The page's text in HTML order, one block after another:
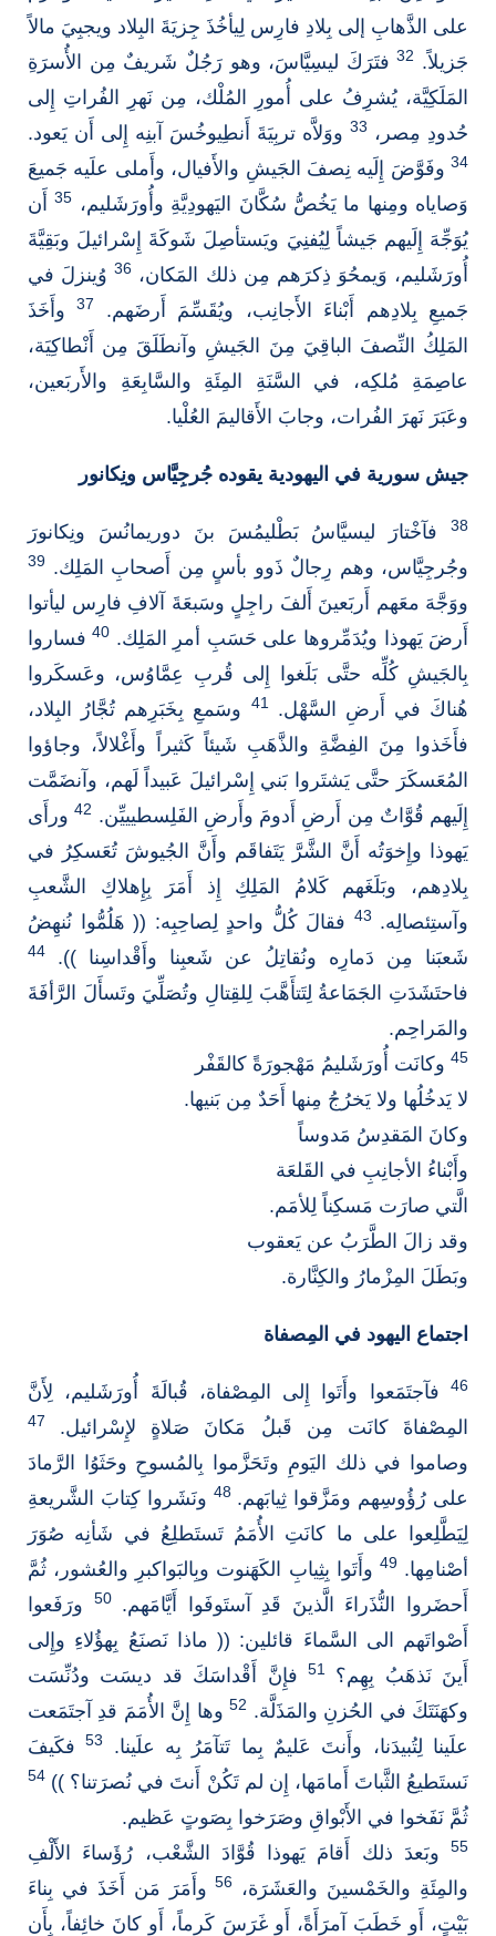
على الذَّهابِ إلى بِلادِ فارِس لِيأخُذَ جِزيَةَ البِلاد ويجبِيَ مالاً
جَزيلاً. 32فتَرَكَ ليسِيَّاسَ، وهو رَجُلٌ شَريفٌ مِن الأُسرَةِ
المَلَكِيَّة، يُشرِفُ على أُمورِ المُلْك، مِن نَهرِ الفُراتِ إِلى
حُدودِ مِصر، 33 ووَلاَّه تربِيَةَ أَنطِيوخُسَ آبنِه إِلى أَن يَعود.
34 وفَوَّضَ إِلَيه نِصفَ الجَيشِ والأَفيال، وأَملى علَيه جَميعَ
وَصاياه ومِنها ما يَخُصُّ سُكَّانَ اليَهودِيَّةِ وأُورَشَليم، 35أَن
يُوَجِّهَ إِلَيهم جَيشاً لِيُفنِيَ ويَستأصِلَ شَوكَةَ إِسْرائيلَ وبَقِيَّةَ
أُورَشَليم، وَيمحُوَ ذِكرَهم مِن ذلك المَكان، 36وُينزلَ في
جَميعِ بِلادِهم أَبْناءَ الأَجانِب، ويُقَسِّمَ أَرضَهم.
37وأَخَذَ
المَلِكُ النِّصفَ الباقِيَ مِنَ الجَيشِ وآنطَلَقَ مِن أَنْطاكِيَة،
عاصِمَةِ مُلكِه، في السَّنَةِ المِئَةِ والسَّابِعَةِ والأَربَعين،
وعَبَرَ نَهرَ الفُرات، وجابَ الأَقاليمَ العُلْيا.
جيش سورية في اليهودية يقوده جُرجِيَّاس ونِكانور
38
فآخْتارَ ليسيَّاسُ بَطْليمُسَ بنَ دوريمانُسَ ونِكانورَ
وجُرجِيَّاس، وهم رِجالٌ ذَوو بأسٍ مِن أَصحابِ المَلِك. 39
ووَجَّهَ معَهم أَربَعينَ أَلفَ راجِلٍ وسَبعَةَ آلافِ فارِس ليأتوا
أَرضَ يَهوذا ويُدَمِّروها على حَسَبِ أمرِ المَلِك. 40فساروا
بِالجَيشِ كُلِّه حتَّى بَلَغوا إِلى قُربِ عِمَّاوُس، وعَسكَروا
هُناكَ في أَرضِ السَّهْل.41
وسَمعِ بِخَبَرِهم تُجَّارُ البِلاد،
فأَخَذوا مِنَ الفِضَّةِ والذَّهَبِ شَيئاً كَثيراً وأَغْلالاً، وجاؤوا
المُعَسكَرَ حتَّى يَشتَروا بَني إِسْرائيلَ عَبيداً لَهم، وآنضَمَّت
إِلَيهم قُوَّاتٌ مِن أَرضِ أَدومَ وأَرضِ الفَلِسطيييِّن. 42ورأَى
يَهوذا وإِخوَتُه أَنَّ الشَّرَّ يَتَفاقَم وأَنَّ الجُيوشَ تُعَسكِرُ في
بِلادِهم، وبَلَغَهم كَلامُ المَلِكِ إِذ أَمَرَ بِإِهلاكِ الشَّعبِ
وآستِئصالِه. 43 فقالَ كُلُّ واحدٍ لِصاحِبِه: (( هَلُمُّوا نُنهِضُ
شَعبَنا مِن دَمارِه ونُقاتِلُ عن شَعبِنا وأَقْداسِنا )).
44
فاحتَشَدَتِ الجَمَاعةُ لِتَتأَهَّبَ لِلقِتالِ وتُصَلِّيَ وتَسأَلَ الرَّأفَةَ
والمَراحِم.
45 وكانَت أُورَشَليمُ مَهْجورَةً كالقَفْر
لا يَدخُلُها ولا يَخرُجُ مِنها أَحَدٌ مِن بَنيها.
وكانَ المَقدِسُ مَدوساً
وأَبْناءُ الأجانِبِ في القَلعَة
الَّتي صارَت مَسكِناً لِلأمَم.
وقد زالَ الطَّرَبُ عن يَعقوب
وبَطَلَ المِزْمارُ والكِنَّارة.
اجتماع اليهود في المِصفاة
46
فآجتَمَعوا وأَتَوا إِلى المِصْفاة، قُبالَةَ أُورَشَليم، لِأَنَّ
المِصْفاةَ كانَت مِن قَبلُ مَكانَ صَلاةٍ لإِسْرائيل.
47
وصاموا في ذلك اليَومِ وتَحَزَّموا بِالمُسوحِ وحَثَوُا الرَّمادَ
على رُؤُوسِهم ومَزَّقوا ثِيابَهم.48 ونَشَروا كِتابَ الشَّريعةِ
لِيَطَّلِعوا على ما كانَتِ الأُمَمُ تَستَطلِعُ في شَأنِه صُوَرَ
أصْنامِها.49 وأَتَوا بِثِيابِ الكَهَنوت وبِالبَواكبرِ والعُشور، ثُمَّ
أَحضَروا النُّذَراءَ الَّذينَ قَدِ آستَوفَوا أَيَّامَهم.50
ورَفَعوا
أَصْواتَهم الى السَّماءَ قائلين: (( ماذا نَصنَعُ بِهؤُلاءِ وإِلى
أَينَ نَذهَبُ بِهِم؟51
فإِنَّ أَقْداسَكَ قد ديسَت ودُنِّسَت
وكهَنَتَكَ في الحُزنِ والمَذَلَّة. 52وها إِنَّ الأُمَمَ قدِ آجتَمَعت
علَينا لِتُبيدَنا، وأَنتَ عَليمٌ بِما تَتآمَرُ بِه علَينا.
53فكَيفَ
نَستَطيعُ الثَّباتَ أَمامَها، إِن لم تَكُنْ أَنتَ في نُصرَتنا؟ )) 54
ثُمَّ نَفَخوا في الأَبْواقِ وصَرَخوا بِصَوتٍ عَظيم.
55
وبَعدَ ذلك أَقامَ يَهوذا قُوَّادَ الشَّعْب، رُؤَساءَ الأَلْفِ
والمِئَةِ والخَمْسينَ والعَشَرَة،
56وأَمَرَ مَن أَخَذَ في بِناءَ
بَيْتٍ، أَو خَطَبَ آمرَأَةً، أَو غَرَسَ كَرماً، أَو كانَ خائِفاً، بِأَن